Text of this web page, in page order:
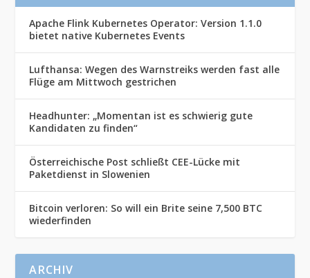
Apache Flink Kubernetes Operator: Version 1.1.0
bietet native Kubernetes Events
Lufthansa: Wegen des Warnstreiks werden fast alle
Flüge am Mittwoch gestrichen
Headhunter: „Momentan ist es schwierig gute
Kandidaten zu finden“
Österreichische Post schließt CEE-Lücke mit
Paketdienst in Slowenien
Bitcoin verloren: So will ein Brite seine 7,500 BTC
wiederfinden
ARCHIV